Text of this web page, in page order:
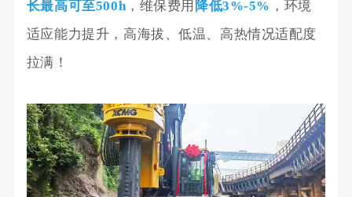
长最高可至500h ，维保费用 降低3%-5% ，环境
适应能力提升，高海拔、低温、高热情况适配度
拉满！